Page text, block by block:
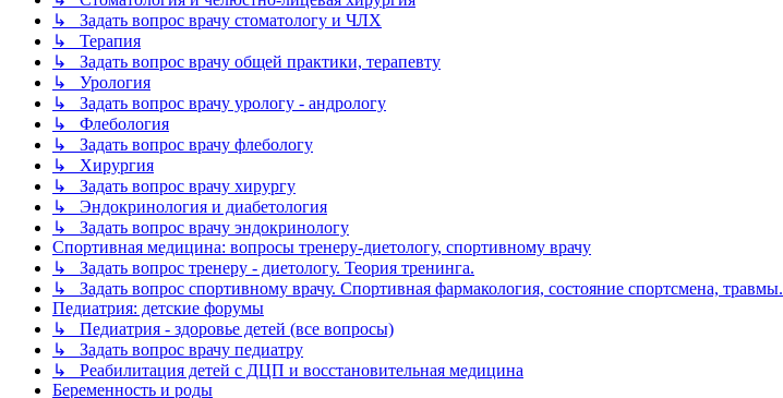
↳ Задать вопрос врачу стоматологу и ЧЛХ
↳ Терапия
↳ Задать вопрос врачу общей практики, терапевту
↳ Урология
↳ Задать вопрос врачу урологу - андрологу
↳ Флебология
↳ Задать вопрос врачу флебологу
↳ Хирургия
↳ Задать вопрос врачу хирургу
↳ Эндокринология и диабетология
↳ Задать вопрос врачу эндокринологу
Спортивная медицина: вопросы тренеру-диетологу, спортивному врачу
↳ Задать вопрос тренеру - диетологу. Теория тренинга.
↳ Задать вопрос спортивному врачу. Спортивная фармакология, состояние спортсмена, травмы.
Педиатрия: детские форумы
↳ Педиатрия - здоровье детей (все вопросы)
↳ Задать вопрос врачу педиатру
↳ Реабилитация детей с ДЦП и восстановительная медицина
Беременность и роды